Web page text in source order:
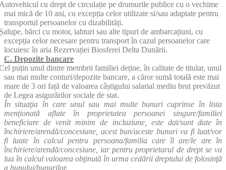
cu drept de circulație pe drumurile publice cu o vechime
mai mică de 10 ani, cu excepția celor utilizate si/sau adaptate pentru
transportul persoanelor cu dizabilități.
bărci cu motor, iahturi sau alte tipuri de ambarcațiuni, cu
excepția celor necesare pentru transport în cazul persoanelor care
locuiesc în aria Rezervației Biosferei Delta Dunării.
C. Depozite bancare
puțin unul dintre membrii familiei deține, în calitate de titular, unul
sau mai multe conturi/depozite bancare, a căror sumă totală este mai
mare de 3 ori față de valoarea câștigului salarial mediu brut prevăzut
de Legea asigurărilor sociale de stat.
În situaţia în care unul sau mai multe bunuri cuprinse în lista
menționată aflate în proprietatea persoanei singure/familiei
beneficiare de venit minim de incluziune, este dat/sunt date în
închiriere/arendă/concesiune, acest bun/aceste bunuri va fi luat/vor
fi luate în calcul pentru persoana/familia care îl are/le are în
închiriere/arendă/concesiune, iar pentru proprietarul de drept se va
lua în calcul valoarea obţinută în urma cedării dreptului de folosinţă
a bunului/bunurilor.